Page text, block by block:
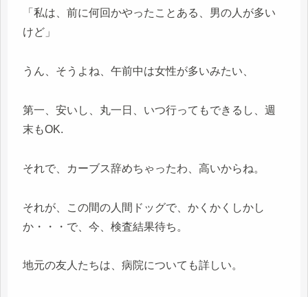
「私は、前に何回かやったことある、男の人が多い
けど」
うん、そうよね、午前中は女性が多いみたい、
第一、安いし、丸一日、いつ行ってもできるし、週
末もOK.
それで、カーブス辞めちゃったわ、高いからね。
それが、この間の人間ドッグで、かくかくしかし
か・・・で、今、検査結果待ち。
地元の友人たちは、病院についても詳しい。